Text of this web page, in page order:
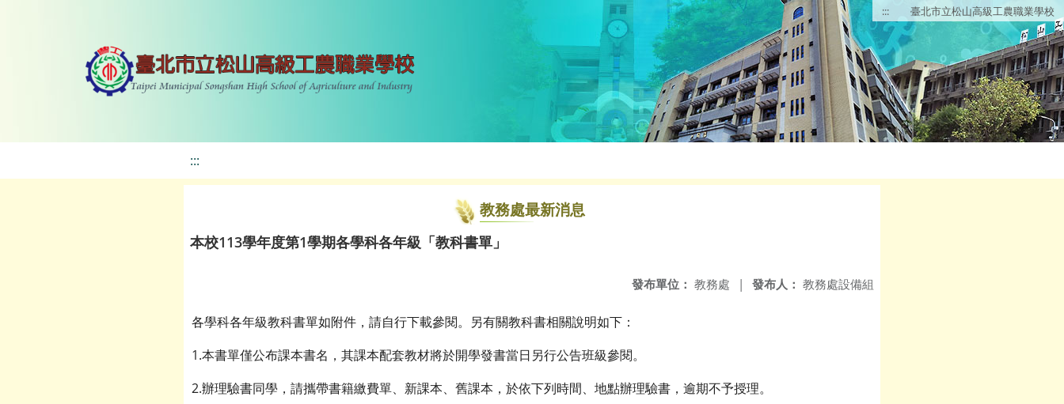
::: 臺北市立松山高級工農職業學校
:::
教務處最新消息
本校113學年度第1學期各學科各年級「教科書單」
發布人： 教務處設備組
發布單位： 教務處 |
各學科各年級教科書單如附件，請自行下載參閱。另有關教科書相關說明如下：
1.本書單僅公布課本書名，其課本配套教材將於開學發書當日另行公告班級參閱。
2.辦理驗書同學，請攜帶書籍繳費單、新課本、舊課本，於依下列時間、地點辦理驗書，逾期不予授理。